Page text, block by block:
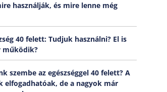
használják, és mire lenne még
40 felett: Tudjuk használni? El is
működik?
szembe az egészséggel 40 felett? A
elfogadhatóak, de a nagyok már